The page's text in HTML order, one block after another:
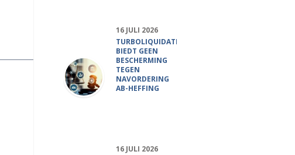
16 JULI 2026
TURBOLIQUIDATIE
BIEDT GEEN
BESCHERMING
TEGEN
NAVORDERING
AB-HEFFING
16 JULI 2026